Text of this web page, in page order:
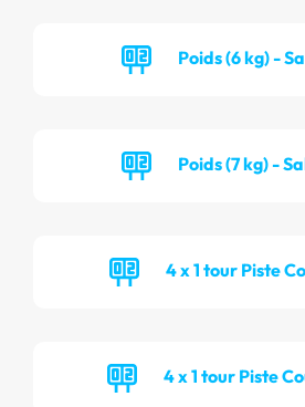
Poids (6 kg) -
Poids (7 kg) -
4 x 1 tour Piste
4 x 1 tour Piste